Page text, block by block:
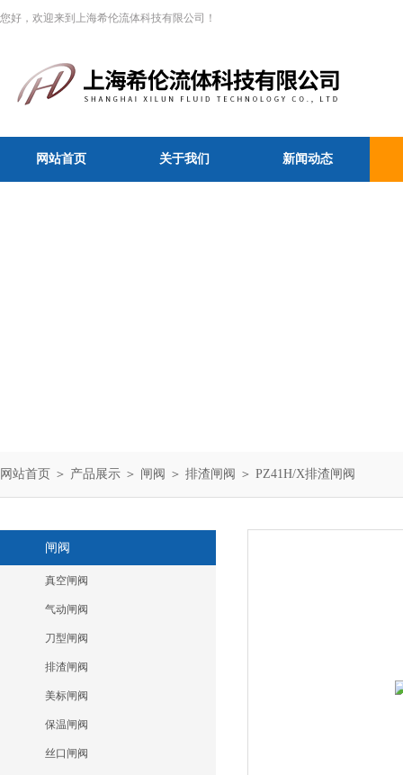
您好，欢迎来到上海希伦流体科技有限公司！
网站首页 关于我们 新闻动态
网站首页 ＞ 产品展示 ＞ 闸阀 ＞ 排渣闸阀 ＞ PZ41H/X排渣闸阀
闸阀
真空闸阀
气动闸阀
刀型闸阀
排渣闸阀
美标闸阀
保温闸阀
丝口闸阀